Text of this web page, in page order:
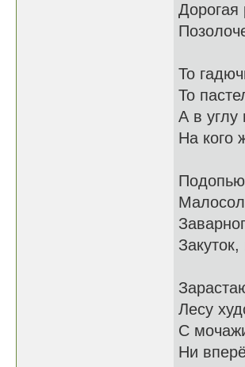
Дорогая
То
То
А в углу
На кого
Лесу
С
Ни